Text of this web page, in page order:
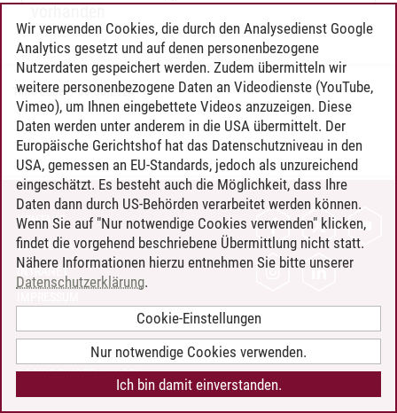
vorhanden
Timo Leder/30.06.2024
KONTAKT
LEUPHANA ALS ARBEITGEBER
INTRANET
BARRIEREFREIHEIT
COOKIE-EINSTELLUNGEN
Wir verwenden Cookies, die durch den Analysedienst Google
Analytics gesetzt und auf denen personenbezogene
Nutzerdaten gespeichert werden. Zudem übermitteln wir
weitere personenbezogene Daten an Videodienste (YouTube,
Vimeo), um Ihnen eingebettete Videos anzuzeigen. Diese
Daten werden unter anderem in die USA übermittelt. Der
Europäische Gerichtshof hat das Datenschutzniveau in den
USA, gemessen an EU-Standards, jedoch als unzureichend
eingeschätzt. Es besteht auch die Möglichkeit, dass Ihre
Daten dann durch US-Behörden verarbeitet werden können.
Wenn Sie auf "Nur notwendige Cookies verwenden" klicken,
findet die vorgehend beschriebene Übermittlung nicht statt.
Nähere Informationen hierzu entnehmen Sie bitte unserer
Datenschutzerklärung.
Cookie-Einstellungen
Nur notwendige Cookies verwenden.
Ich bin damit einverstanden.